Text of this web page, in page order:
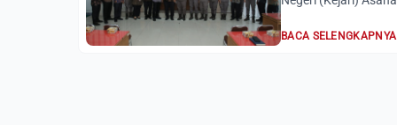
BACA SELENGKAPNYA